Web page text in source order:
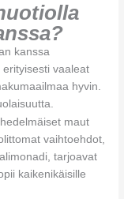
kanssa
vaaleat
hyvin.
maut
vaihtoehdot,
tarjoavat
kaikenikäisille